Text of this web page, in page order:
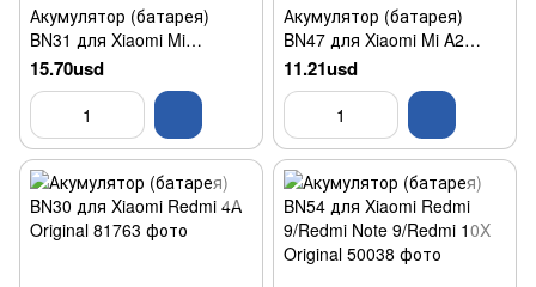
Акумулятор (батарея)
BN31 для Xiaomi Mi
A1/Redmi Note 5A Original
15.70usd
Акумулятор (батарея)
BN47 для Xiaomi Mi A2
Lite/Redmi 6 Pro Original
11.21usd